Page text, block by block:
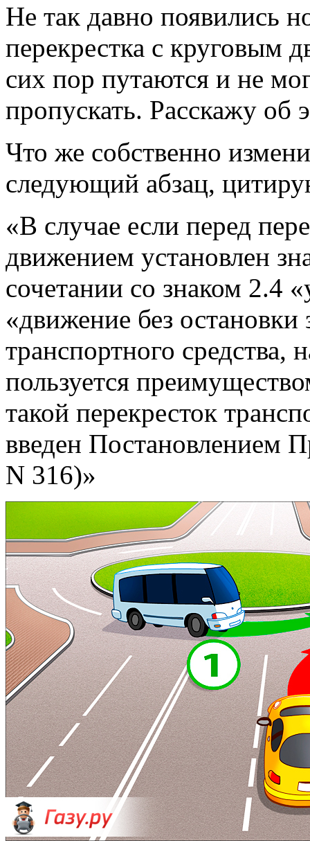
Не так давно появились
перекрестка с круговым
сих пор путаются и не
пропускать. Расскажу об
Что же собственно
следующий абзац,
«В случае если перед
движением установлен
сочетании со знаком 2.4
«движение без
транспортного средства,
пользуется
такой перекресток
введен Постановлением
N 316)»